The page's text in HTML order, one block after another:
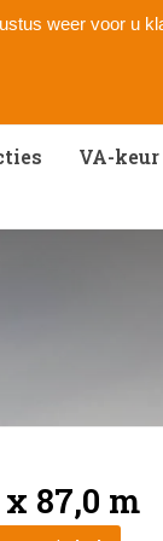
weer voor u
VA-keur
87,0 m